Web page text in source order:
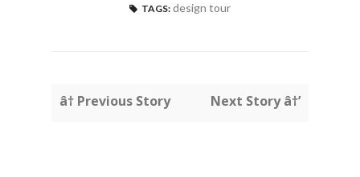
TAGS: design tour
â† Previous Story Next Story â†’